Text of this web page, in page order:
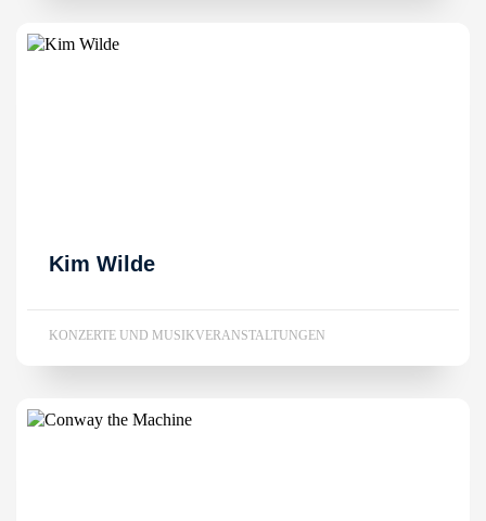
Kim Wilde
KONZERTE UND MUSIKVERANSTALTUNGEN